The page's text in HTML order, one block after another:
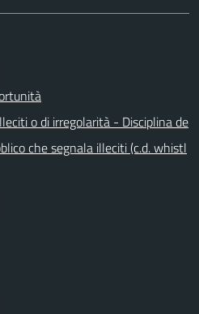
o di irregolarità - Disciplina de
che segnala illeciti (c.d. whistl